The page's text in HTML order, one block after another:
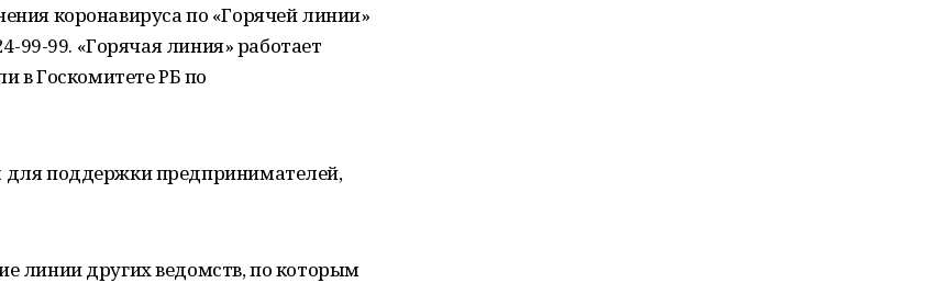
коронавируса по «Горячей линии»
99-99. «Горячая линия» работает
в Госкомитете РБ по
для поддержки предпринимателей,
линии других ведомств, по которым